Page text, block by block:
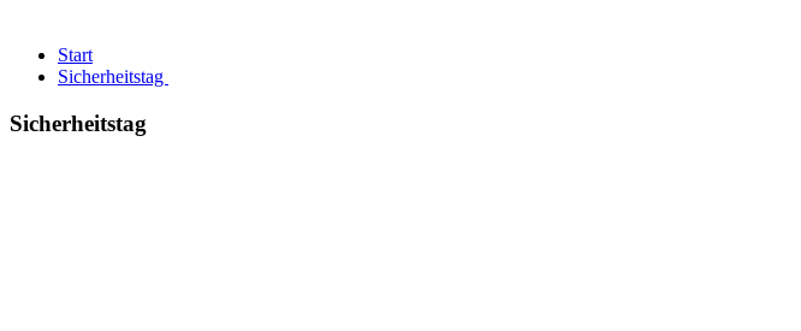
Start
Sicherheitstag
Sicherheitstag